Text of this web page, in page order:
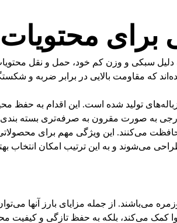
برای
دلیل سبکی و وزن کم خود، حمل و نقل
که مقاومت بالایی در برابر ضربه و
زباله‌های تولید شده است. این اقدام به
به صورت مقرون به صرفه‌تری بسته
می‌کنند. این ویژگی مهم برای
می‌شوند و به این ترتیب امکان انتخاب
می‌باشند. از جمله مزایای بارز آنها
کمک می‌کند، بلکه به حفظ تازگی و کیفیت